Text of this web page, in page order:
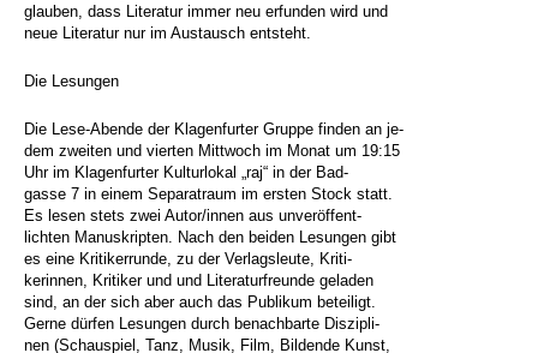
glauben, dass Literatur immer neu erfunden wird und
neue Literatur nur im Austausch entsteht.
Die Lesungen
Die Lese-Abende der Klagenfurter Gruppe finden an je-
dem zweiten und vierten Mittwoch im Monat um 19:15
Uhr im Klagenfurter Kulturlokal „raj“ in der Bad-
gasse 7 in einem Separatraum im ersten Stock statt.
Es lesen stets zwei Autor/innen aus unveröffent-
lichten Manuskripten. Nach den beiden Lesungen gibt
es eine Kritikerrunde, zu der Verlagsleute, Kriti-
kerinnen, Kritiker und und Literaturfreunde geladen
sind, an der sich aber auch das Publikum beteiligt.
Gerne dürfen Lesungen durch benachbarte Diszipli-
nen (Schauspiel, Tanz, Musik, Film, Bildende Kunst,